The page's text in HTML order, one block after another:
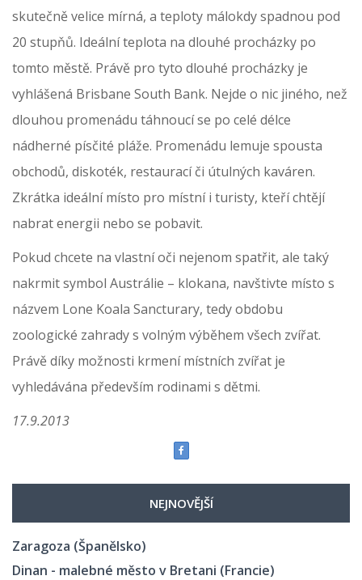
skutečně velice mírná, a teploty málokdy spadnou pod
20 stupňů. Ideální teplota na dlouhé procházky po
tomto městě. Právě pro tyto dlouhé procházky je
vyhlášená Brisbane South Bank. Nejde o nic jiného, než
dlouhou promenádu táhnoucí se po celé délce
nádherné písčité pláže. Promenádu lemuje spousta
obchodů, diskoték, restaurací či útulných kaváren.
Zkrátka ideální místo pro místní i turisty, kteří chtějí
nabrat energii nebo se pobavit.
Pokud chcete na vlastní oči nejenom spatřit, ale taký
nakrmit symbol Austrálie – klokana, navštivte místo s
názvem Lone Koala Sancturary, tedy obdobu
zoologické zahrady s volným výběhem všech zvířat.
Právě díky možnosti krmení místních zvířat je
vyhledávána především rodinami s dětmi.
17.9.2013
NEJNOVĚJŠÍ
Zaragoza (Španělsko)
Dinan - malebné město v Bretani (Francie)